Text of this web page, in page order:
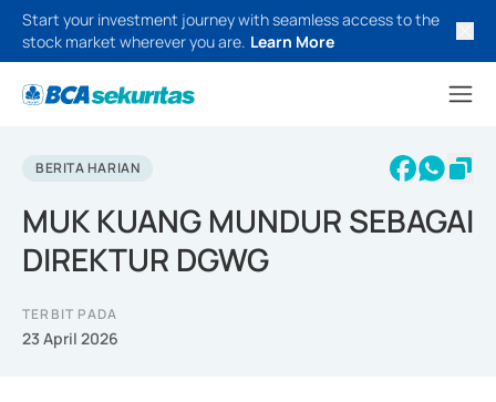
Start your investment journey with seamless access to the
stock market wherever you are. Learn More
BERITA HARIAN
MUK KUANG MUNDUR SEBAGAI
DIREKTUR DGWG
TERBIT PADA
23 April 2026